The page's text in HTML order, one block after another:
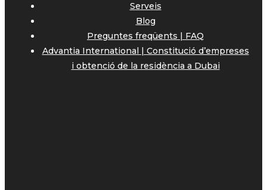
Serveis
Blog
Preguntes freqüents | FAQ
Advantia International | Constitució d’empreses
i obtenció de la residència a Dubai